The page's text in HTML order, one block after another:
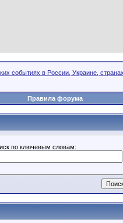
событиях в России, Украине,
Правила форума
по ключевым словам: